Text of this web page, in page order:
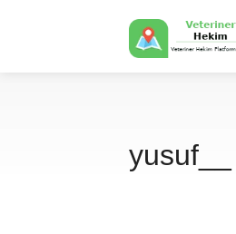
yusuf__